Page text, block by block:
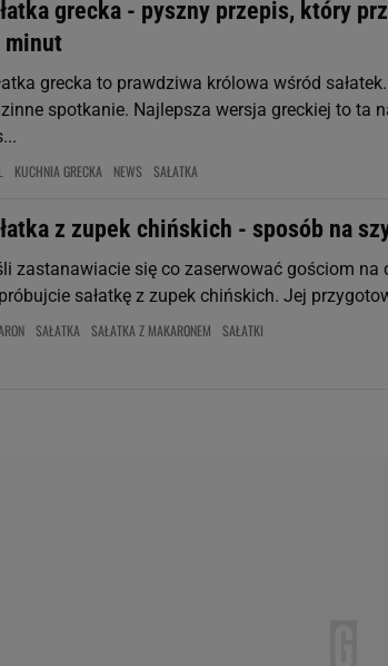
grecka - pyszny przepis, który
minut
grecka to prawdziwa królowa wśród
spotkanie. Najlepsza wersja greckiej to ta
KUCHNIA GRECKA NEWS SAŁATKA
z zupek chińskich - sposób na
zastanawiacie się co zaserwować gościom na
sałatkę z zupek chińskich. Jej
SAŁATKA SAŁATKA Z MAKARONEM SAŁATKI